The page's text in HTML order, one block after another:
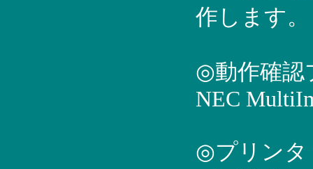
作します。
◎動作確認
NEC
◎プリンタ